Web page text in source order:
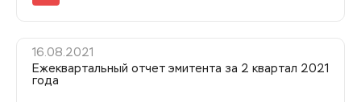
16.08.2021
Ежеквартальный отчет эмитента за 2 квартал 2021
года